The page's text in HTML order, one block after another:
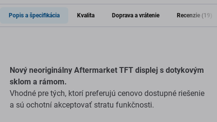
Popis a špecifikácia Kvalita Doprava a vrátenie Recenzie (19)
Nový neoriginálny Aftermarket TFT displej s dotykovým
sklom a rámom.
Vhodné pre tých, ktorí preferujú cenovo dostupné riešenie
a sú ochotní akceptovať stratu funkčnosti.